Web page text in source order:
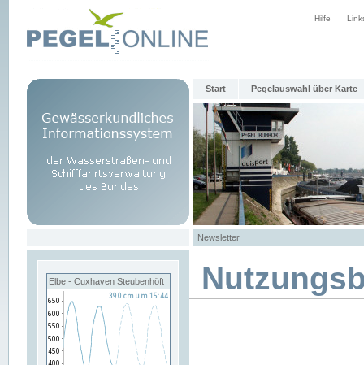
Hilfe
Start Pegelauswahl über Karte
Newsletter
Elbe - Cuxhaven Steubenhöft